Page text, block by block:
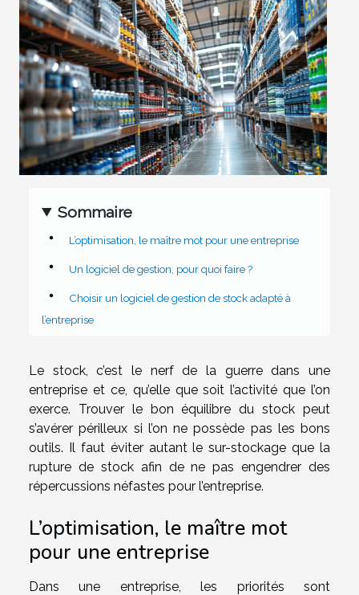
Sommaire
L’optimisation, le maître mot pour une entreprise
Un logiciel de gestion, pour quoi faire ?
Choisir un logiciel de gestion de stock adapté à
l’entreprise
Le stock, c’est le nerf de la guerre dans une
entreprise et ce, qu’elle que soit l’activité que l’on
exerce. Trouver le bon équilibre du stock peut
s’avérer périlleux si l’on ne possède pas les bons
outils. Il faut éviter autant le sur-stockage que la
rupture de stock afin de ne pas engendrer des
répercussions néfastes pour l’entreprise.
L’optimisation, le maître mot
pour une entreprise
Dans une entreprise, les priorités sont